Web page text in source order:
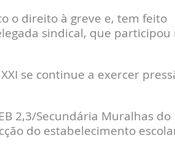
o direito à greve e, tem feito
sindical, que participou
se continue a exercer
2,3/Secundária Muralhas do
do estabelecimento